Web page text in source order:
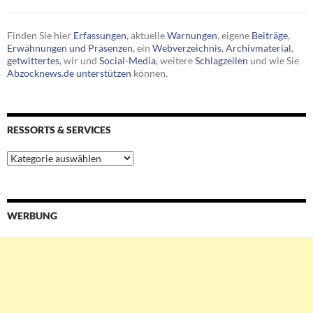
Finden Sie hier Erfassungen, aktuelleWarnungen, eigene Beiträge,
Erwähnungen und Präsenzen, ein Webverzeichnis, Archivmaterial,
getwittertes, wir und Social-Media, weitereSchlagzeilen und wie Sie
Abzocknews.de unterstützen können.
RESSORTS & SERVICES
Ressorts
&
WERBUNG